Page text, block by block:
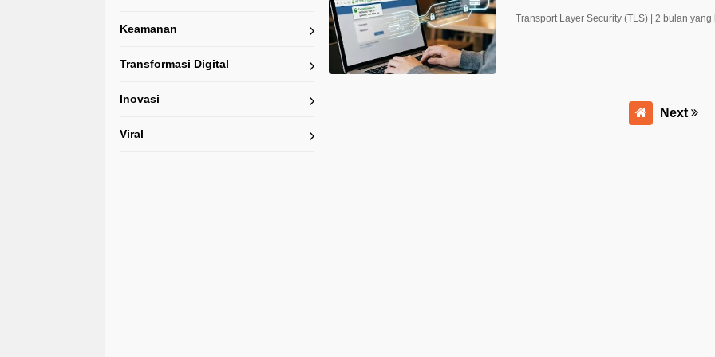
Keamanan
Transformasi Digital
Inovasi
Viral
Transport Layer Security (TLS) | 2 bulan yang
Next